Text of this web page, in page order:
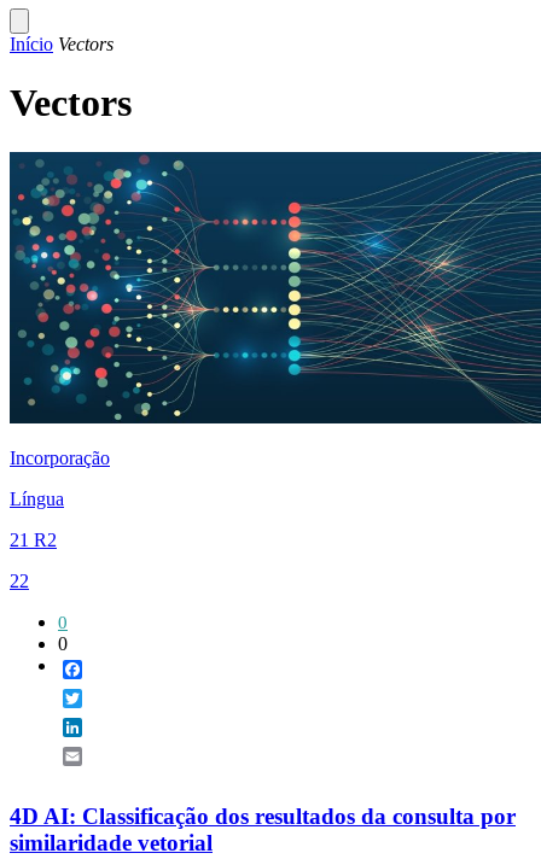
Início Vectors
Vectors
Incorporação
Língua
21 R2
22
0
0
4D AI: Classificação dos resultados da consulta por
similaridade vetorial